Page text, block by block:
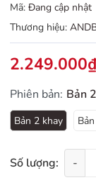
Mã: Đang cập nhật
Thương hiệu:
Phiên bản: Bản
Bản 2 khay
Số lượng: -